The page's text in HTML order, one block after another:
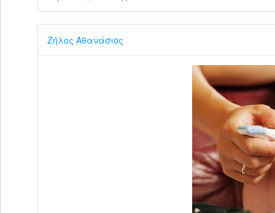
Ζήλος Αθανάσιος